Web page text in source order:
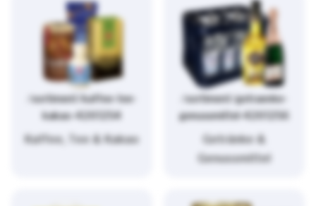
/sortiment/kaffee-tee-
kakao-4261254
Kaffee, Tee & Kakao
/sortiment/getraenke-
genussmittel-4261256
Getränke &
Genussmittel